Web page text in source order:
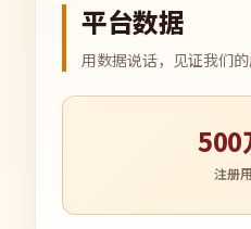
平台数据
用数据说话，见证我们
500
注册